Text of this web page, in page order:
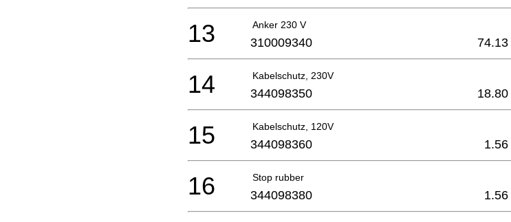
Anker 230 V
13 310009340 74.13
Kabelschutz, 230V
14 344098350 18.80
Kabelschutz, 120V
15 344098360 1.56
Stop rubber
16 344098380 1.56